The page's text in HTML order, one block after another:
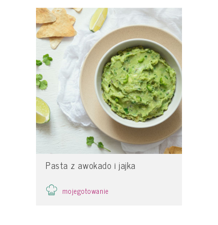
Pasta z awokado i jajka
mojegotowanie